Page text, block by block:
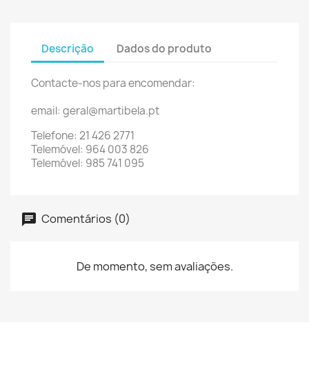
Descrição Dados do produto
Contacte-nos para encomendar:
email: geral@martibela.pt
Telefone: 21 426 2771
Telemóvel: 964 003 826
Telemóvel: 985 741 095
Comentários (0)
De momento, sem avaliações.